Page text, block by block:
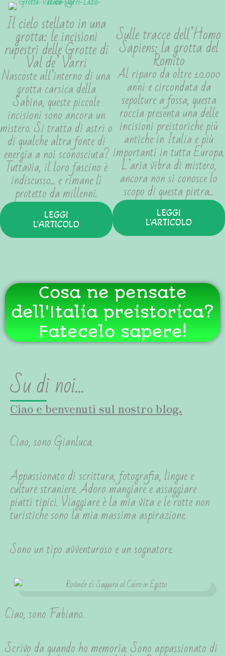
Il cielo stellato in una
grotta: le incisioni
rupestri delle Grotte di
Val de’ Varri
Nascoste all’interno di una
grotta carsica della
Sabina, queste piccole
incisioni sono ancora un
mistero. Si tratta di astri o
di qualche altra fonte di
energia a noi sconosciuta?
Tuttavia, il loro fascino è
indiscusso... e rimane lì
protetto da millenni.
LEGGI
L'ARTICOLO
Sulle tracce dell’Homo
Sapiens: la grotta del
Romito
Al riparo da oltre 10.000
anni e circondata da
sepolture a fossa, questa
roccia presenta una delle
incisioni preistoriche più
antiche in Italia e più
importanti in tutta Europa.
L’aria vibra di mistero,
ancora non si conosce lo
scopo di questa pietra...
LEGGI
L'ARTICOLO
Cosa ne pensate
dell'Italia preistorica?
Fatecelo sapere!
Su di noi...
Ciao e benvenuti sul nostro blog.
Ciao, sono Gianluca.
Appassionato di scrittura, fotografia, lingue e
culture straniere. Adoro mangiare e assaggiare
piatti tipici. Viaggiare è la mia vita e le rotte non
turistiche sono la mia massima aspirazione.
Sono un tipo avventuroso e un sognatore.
Ciao, sono Fabiano.
Scrivo da quando ho memoria. Sono appassionato di